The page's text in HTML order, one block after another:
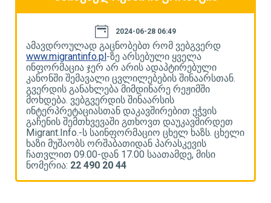
2024-06-28 06:49
ამავდროულად გაცნობებთ რომ ვებგვერდ
www.migrantinfo.pl-ზე არსებული ყველა
ინფორმაცია ჯერ არ არის ადაპტირებული
კანონში შემავალი ცვლილებების შინაარსთან.
გვერდის განახლება მიმდინარე რეჟიმში
მოხდება. ვებგვერდის შინაარსის
ინტერპრეტაციასთან დაკავშირებით ეჭვის
გაჩენის შემთხვევაში გთხოვთ დაუკავშირდეთ
Migrant.Info.-ს საინფორმაციო ცხელ ხაზს. ცხელი
ხაზი მუშაობს ორშაბათიდან პარასკევის
ჩათვლით 09.00-დან 17.00 საათამდე, მისი
ნომერია: 22 490 20 44